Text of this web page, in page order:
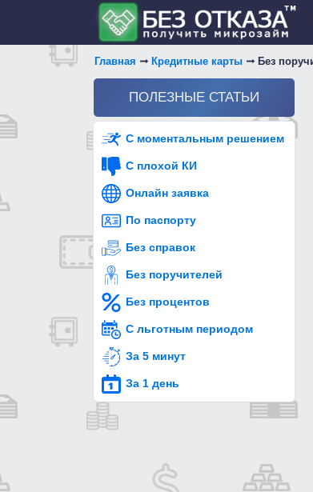
Главная Кредитные карты Без
ПОЛЕЗНЫЕ СТАТЬИ
С моментальным решением
С плохой КИ
Онлайн заявка
По паспорту
Без справок
Без поручителей
Без процентов
С льготным периодом
За 5 минут
За 1 день